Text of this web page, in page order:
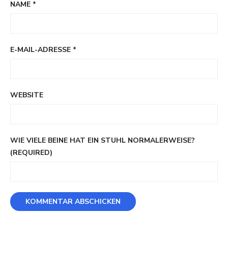
NAME *
E-MAIL-ADRESSE *
WEBSITE
WIE VIELE BEINE HAT EIN STUHL NORMALERWEISE?
(REQUIRED)